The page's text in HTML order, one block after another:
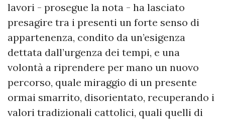
lavori - prosegue la nota - ha lasciato
presagire tra i presenti un forte senso di
appartenenza, condito da un’esigenza
dettata dall’urgenza dei tempi, e una
volontà a riprendere per mano un nuovo
percorso, quale miraggio di un presente
ormai smarrito, disorientato, recuperando i
valori tradizionali cattolici, quali quelli di